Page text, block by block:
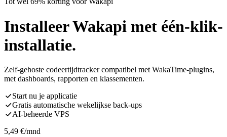
Installeer Wakapi met één-klik-
installatie.
Zelf-gehoste codeertijdtracker compatibel met WakaTime-plugins,
met dashboards, rapporten en klassementen.
Start nu je applicatie
Gratis automatische wekelijkse back-ups
AI-beheerde VPS
5,49 €/mnd